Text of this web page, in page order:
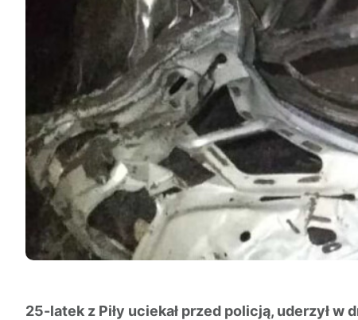
25-latek z Piły uciekał przed policją, uderzył w